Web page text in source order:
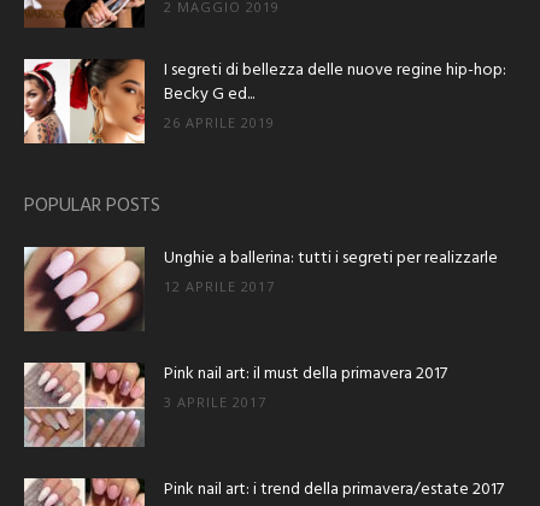
2 MAGGIO 2019
I segreti di bellezza delle nuove regine hip-hop:
Becky G ed...
26 APRILE 2019
POPULAR POSTS
Unghie a ballerina: tutti i segreti per realizzarle
12 APRILE 2017
Pink nail art: il must della primavera 2017
3 APRILE 2017
Pink nail art: i trend della primavera/estate 2017